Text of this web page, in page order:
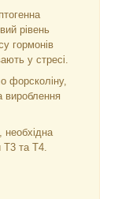
рівень
гормонів
у стресі.
форсколіну,
вироблення
необхідна
Т3 та Т4.